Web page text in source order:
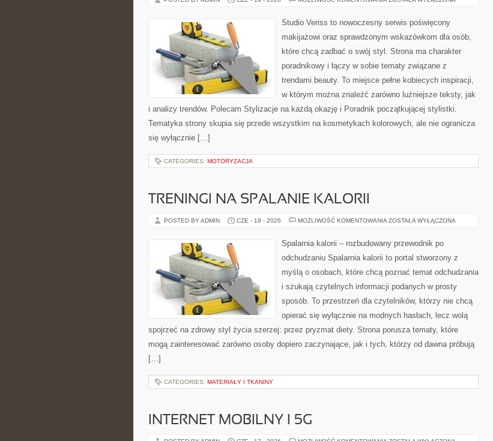
Studio Veriss to nowoczesny serwis poświęcony
makijażowi oraz sprawdzonym wskazówkom dla osób,
które chcą zadbać o swój styl. Strona ma charakter
poradnikowy i łączy w sobie tematy związane z
trendami beauty. To miejsce pełne kobiecych inspiracji,
w którym można znaleźć zarówno luźniejsze teksty, jak
i analizy trendów. Polecam Stylizacje na każdą okazję i Poradnik początkującej stylistki.
Tematyka strony skupia się przede wszystkim na kosmetykach kolorowych, ale nie ogranicza
się wyłącznie […]
CATEGORIES: MOTORYZACJA
TRENINGI NA SPALANIE KALORII
POSTED BY ADMIN CZE - 18 - 2026 MOŻLIWOŚĆ KOMENTOWANIA TRENINGI
ZOSTAŁA WYŁĄCZONA
Spalarnia kalorii – rozbudowany przewodnik po
odchudzaniu Spalarnia kalorii to portal stworzony z
myślą o osobach, które chcą poznać temat odchudzania
i szukają czytelnych informacji podanych w prosty
sposób. To przestrzeń dla czytelników, którzy nie chcą
opierać się wyłącznie na modnych hasłach, lecz wolą
spojrzeć na zdrowy styl życia szerzej: przez pryzmat diety. Strona porusza tematy, które
mogą zainteresować zarówno osoby dopiero zaczynające, jak i tych, którzy od dawna próbują
[…]
CATEGORIES: MATERIAŁY I TKANINY
INTERNET MOBILNY I 5G